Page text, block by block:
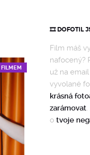
🎞️ DOFOTIL
Film máš
nafocený?
už na
vyvolané
krásná
zarámovat.
o tvoje